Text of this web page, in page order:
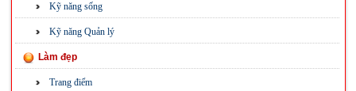
Kỹ năng sống
Kỹ năng Quản lý
Làm đẹp
Trang điểm